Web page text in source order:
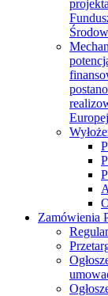
Zamówienia